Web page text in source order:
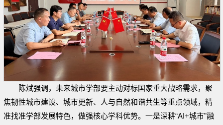
陈斌强调，未来城市学部要主动对标国家重大战略需求，聚
焦韧性城市建设、城市更新、人与自然和谐共生等重点领域，精
准找准学部发展特色，做强核心学科优势。一是深耕“AI+城市”融